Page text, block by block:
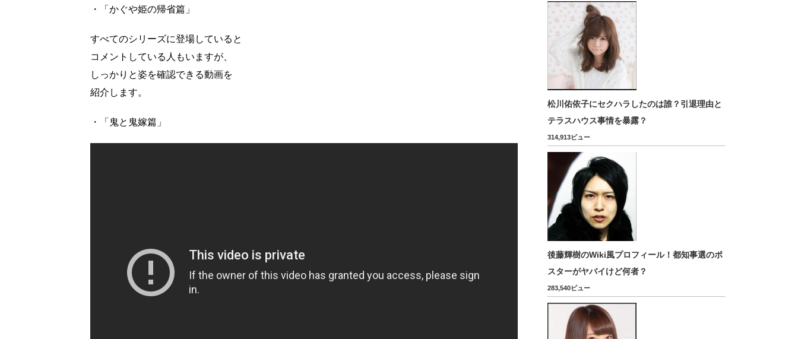
・「かぐや姫の帰省篇」
すべてのシリーズに登場していると
コメントしている人もいますが、
しっかりと姿を確認できる動画を
紹介します。
・「鬼と鬼嫁篇」
松川佑依子にセクハラしたのは誰？引退理由と
テラスハウス事情を暴露？
314,913ビュー
後藤輝樹のWiki風プロフィール！都知事選のポ
スターがヤバイけど何者？
283,540ビュー